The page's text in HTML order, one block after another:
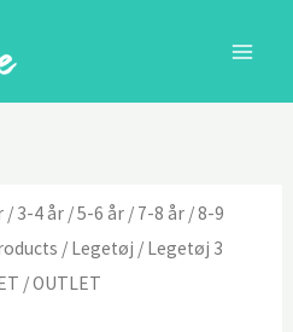
/ 3-4 år /5-6 år / 7-8 år /8-9
/ Legetøj / Legetøj 3
/OUTLET